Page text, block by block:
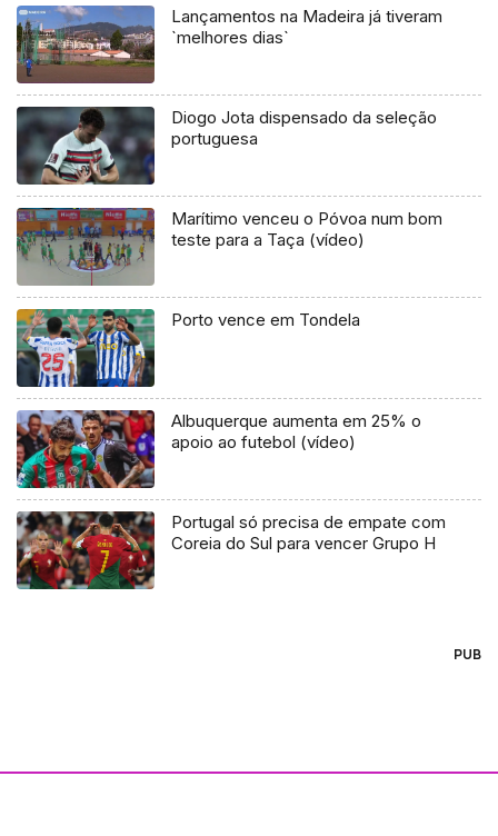
Lançamentos na Madeira já tiveram
`melhores dias`
Diogo Jota dispensado da seleção
portuguesa
Marítimo venceu o Póvoa num bom
teste para a Taça (vídeo)
Porto vence em Tondela
Albuquerque aumenta em 25% o
apoio ao futebol (vídeo)
Portugal só precisa de empate com
Coreia do Sul para vencer Grupo H
PUB